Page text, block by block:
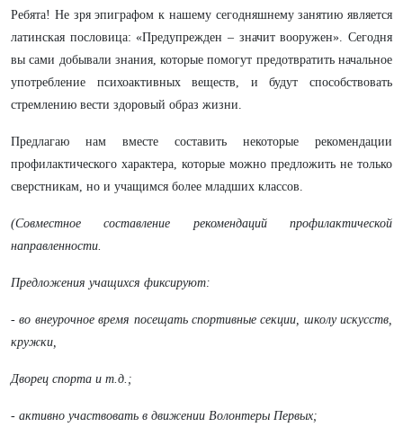
Ребята! Не зря эпиграфом к нашему сегодняшнему занятию является
латинская пословица: «Предупрежден – значит вооружен». Сегодня
вы сами добывали знания, которые помогут предотвратить начальное
употребление психоактивных веществ, и будут способствовать
стремлению вести здоровый образ жизни.
Предлагаю нам вместе составить некоторые рекомендации
профилактического характера, которые можно предложить не только
сверстникам, но и учащимся более младших классов.
(Совместное составление рекомендаций профилактической
направленности.
Предложения учащихся фиксируют:
- во внеурочное время посещать спортивные секции, школу искусств,
кружки,
Дворец спорта и т.д.;
- активно участвовать в движении Волонтеры Первых;